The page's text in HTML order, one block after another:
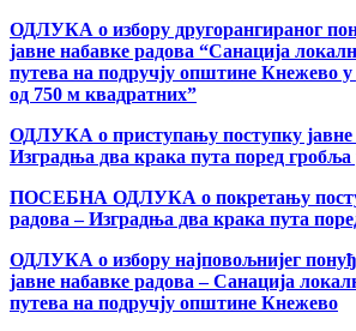
ОДЛУКА о избору другорангираног
јавне набавке радова “Санација
путева на подручју општине Кнежево
од 750 м квадратних”
ОДЛУКА о приступању поступку јавне
Изградња два крака пута поред
ПОСЕБНА ОДЛУКА о покретању
радова – Изградња два крака пута
ОДЛУКА о избору најповољнијег
јавне набавке радова – Санација
путева на подручју општине Кнежево